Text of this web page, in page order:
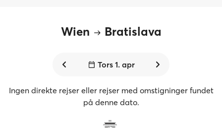
Wien Bratislava
Tors 1. apr
Ingen direkte rejser eller rejser med omstigninger fundet
på denne dato.